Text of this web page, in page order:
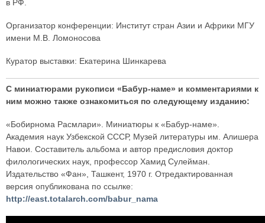
в РФ.
Организатор конференции: Институт стран Азии и Африки МГУ
имени М.В. Ломоносова
Куратор выставки: Екатерина Шинкарева
С миниатюрами рукописи «Бабур-наме» и комментариями к
ним можно также ознакомиться по следующему изданию:
«Бобирнома Расмлари». Миниатюры к «Бабур-наме».
Академия наук Узбекской СССР, Музей литературы им. Алишера
Навои. Составитель альбома и автор предисловия доктор
филологических наук, профессор Хамид Сулейман.
Издательство «Фан», Ташкент, 1970 г. Отредактированная
версия опубликована по ссылке:
http://east.totalarch.com/babur_nama